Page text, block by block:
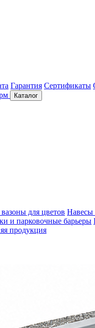
Гарантия Сертификаты
Каталог
для цветов Навесы
и парковочные барьеры
продукция